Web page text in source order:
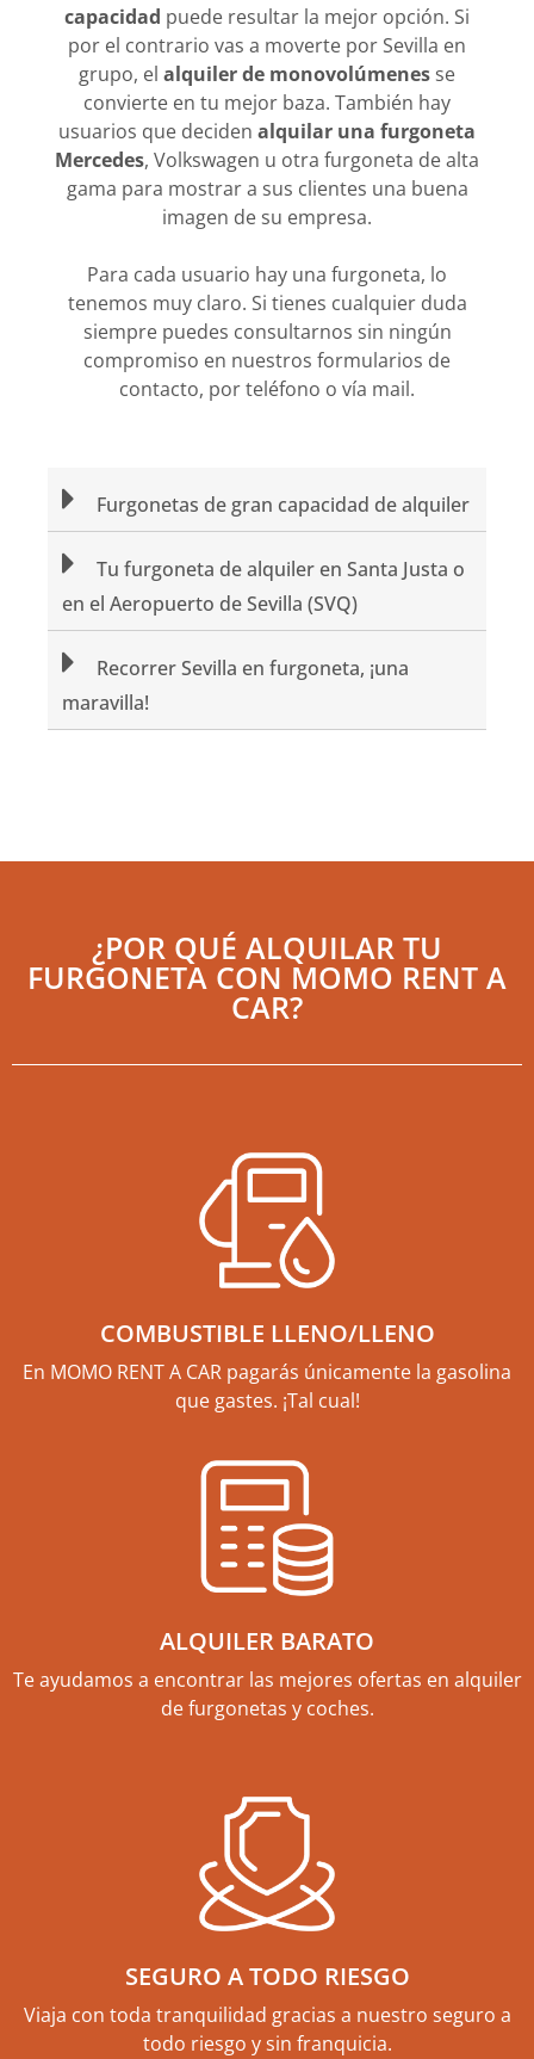
capacidad puede resultar la mejor opción. Si
por el contrario vas a moverte por Sevilla en
grupo, el alquiler de monovolúmenes se
convierte en tu mejor baza. También hay
usuarios que deciden alquilar una furgoneta
Mercedes, Volkswagen u otra furgoneta de alta
gama para mostrar a sus clientes una buena
imagen de su empresa.
Para cada usuario hay una furgoneta, lo
tenemos muy claro. Si tienes cualquier duda
siempre puedes consultarnos sin ningún
compromiso en nuestros formularios de
contacto, por teléfono o vía mail.
Furgonetas de gran capacidad de alquiler
Tu furgoneta de alquiler en Santa Justa o
en el Aeropuerto de Sevilla (SVQ)
Recorrer Sevilla en furgoneta, ¡una
maravilla!
¿POR QUÉ ALQUILAR TU
FURGONETA CON MOMO RENT A
CAR?
COMBUSTIBLE LLENO/LLENO
En MOMO RENT A CAR pagarás únicamente la gasolina
que gastes. ¡Tal cual!
ALQUILER BARATO
Te ayudamos a encontrar las mejores ofertas en alquiler
de furgonetas y coches.
SEGURO A TODO RIESGO
Viaja con toda tranquilidad gracias a nuestro seguro a
todo riesgo y sin franquicia.